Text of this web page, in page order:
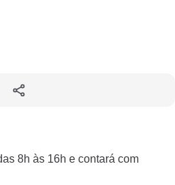
8h às 16h e contará com